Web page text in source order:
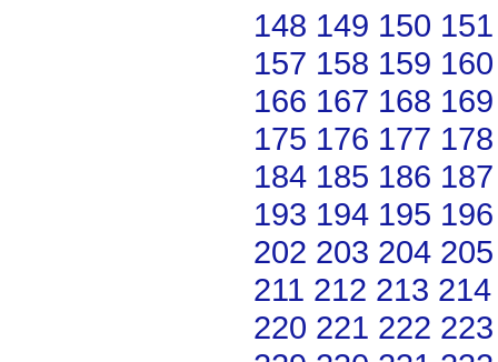
148 149 150 151
157 158 159 160
166 167 168 169
175 176 177 178
184 185 186 187
193 194 195 196
202 203 204 205
211 212 213 214
220 221 222 223